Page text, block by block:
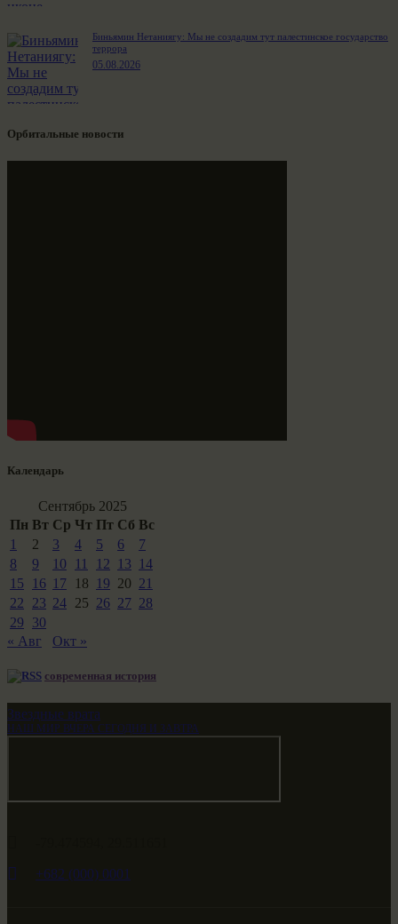
Биньямин Нетаниягу: Мы не создадим тут палестинское государство
террора
05.08.2026
Орбитальные новости
Календарь
Сентябрь 2025
Пн Вт Ср Чт Пт Сб Вс
1
2 3 4 5 6
7
8
9 10 11 12 13
14
15
16 17 18 19 20 21
22
23 24 25 26 27 28
29
30
« Авг
Окт »
современная история
Звездные врата
НАШ МИР ВЧЕРА СЕГОДНЯ И ЗАВТРА
+682 (000) 0001